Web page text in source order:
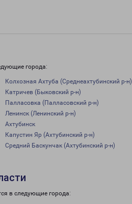
города:
Колхозная Ахтуба (Среднеахтубинский р-н)
Катричев (Быковский р-н)
Палласовка (Палласовский р-н)
Ленинск (Ленинский р-н)
Ахтубинск
Капустин Яр (Ахтубинский р-н)
Средний Баскунчак (Ахтубинский р-н)
в следующие города: